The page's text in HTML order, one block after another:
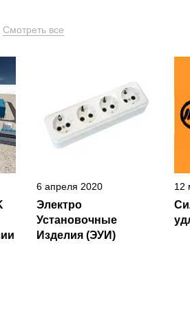
Смотреть все
6 апреля 2020
Электро
Установочные
Изделия (ЭУИ)
12